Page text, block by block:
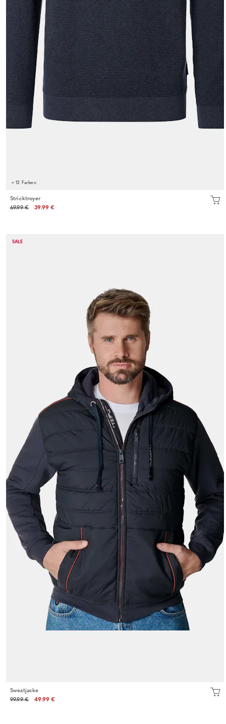
+ 12 Farben
Stricktroyer
69.99 €
39.99 €
SALE
Sweatjacke
99.99 €
49.99 €